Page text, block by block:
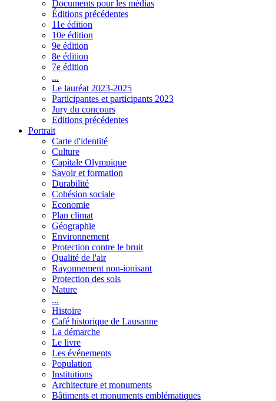
Documents pour les médias
Éditions précédentes
11e édition
10e édition
9e édition
8e édition
7e édition
...
Le lauréat 2023-2025
Participantes et participants 2023
Jury du concours
Editions précédentes
Portrait
Carte d'identité
Culture
Capitale Olympique
Savoir et formation
Durabilité
Cohésion sociale
Economie
Plan climat
Géographie
Environnement
Protection contre le bruit
Qualité de l'air
Rayonnement non-ionisant
Protection des sols
Nature
...
Histoire
Café historique de Lausanne
La démarche
Le livre
Les événements
Population
Institutions
Architecture et monuments
Bâtiments et monuments emblématiques